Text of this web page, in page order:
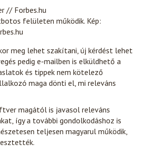
// Forbes.hu
felületen működik. Kép:
meg lehet szakítani, új kérdést lehet
pedig e-mailben is elküldhető a
és tippek nem kötelező
maga dönti el, mi releváns
magától is javasol releváns
így a további gondolkodáshoz is
teljesen magyarul működik,